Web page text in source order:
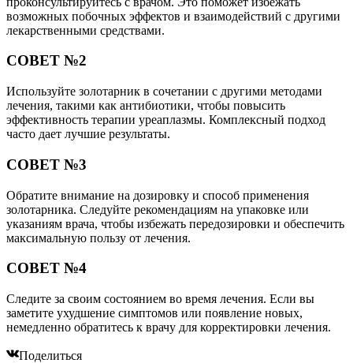
возможных побочных эффектов и взаимодействий с другими
лекарственными средствами.
СОВЕТ №2
Используйте золотарник в сочетании с другими методами
лечения, такими как антибиотики, чтобы повысить
эффективность терапии уреаплазмы. Комплексный подход
часто дает лучшие результаты.
СОВЕТ №3
Обратите внимание на дозировку и способ применения
золотарника. Следуйте рекомендациям на упаковке или
указаниям врача, чтобы избежать передозировки и обеспечить
максимальную пользу от лечения.
СОВЕТ №4
Следите за своим состоянием во время лечения. Если вы
заметите ухудшение симптомов или появление новых,
немедленно обратитесь к врачу для корректировки лечения.
Поделиться